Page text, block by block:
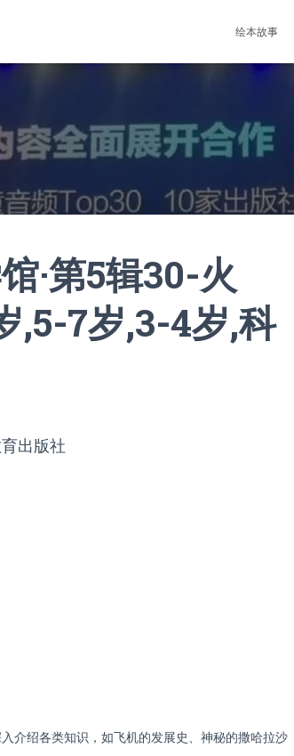
绘本故事
·第5辑30-火
,5-7岁,3-4岁,科
出版社
介绍各类知识，如飞机的发展史、神秘的撒哈拉沙